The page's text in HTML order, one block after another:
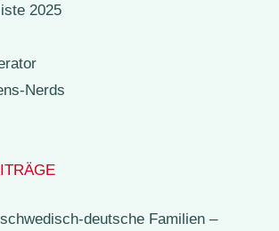
2025
Nerds
deutsche Familien –